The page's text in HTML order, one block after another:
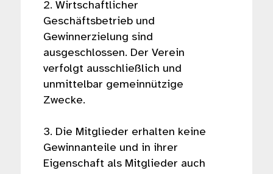
2. Wirtschaftlicher
Geschäftsbetrieb und
Gewinnerzielung sind
ausgeschlossen. Der Verein
verfolgt ausschließlich und
unmittelbar gemeinnützige
Zwecke.
3. Die Mitglieder erhalten keine
Gewinnanteile und in ihrer
Eigenschaft als Mitglieder auch